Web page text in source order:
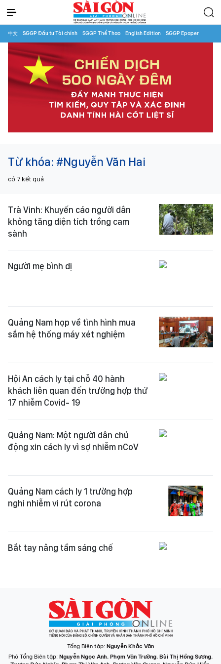
中文 SGGP Đầu tư Tài chính SGGP Thể Thao English Edition SGGP Epaper
Từ khóa: #Nguyễn Văn Hai
có 7 kết quả
Trà Vinh: Khuyến cáo người dân
không tăng diện tích trồng cam
sành
Người mẹ bình dị
Quảng Nam họp về tình hình mua
sắm hệ thống máy xét nghiệm
Hội An cách ly tại chỗ 40 hành
khách liên quan đến trường hợp thứ
17 nhiễm Covid- 19
Quảng Nam: Một người dân chủ
động xin cách ly vì sợ nhiễm nCoV
Quảng Nam cách ly 1 trường hợp
nghi nhiễm vi rút corona
Bắt tay nâng tầm sáng chế
Tổng Biên tập: Nguyễn Khắc Văn
Phó Tổng Biên tập: Nguyễn Ngọc Anh, Phạm Văn Trường, Bùi Thị Hồng Sương,